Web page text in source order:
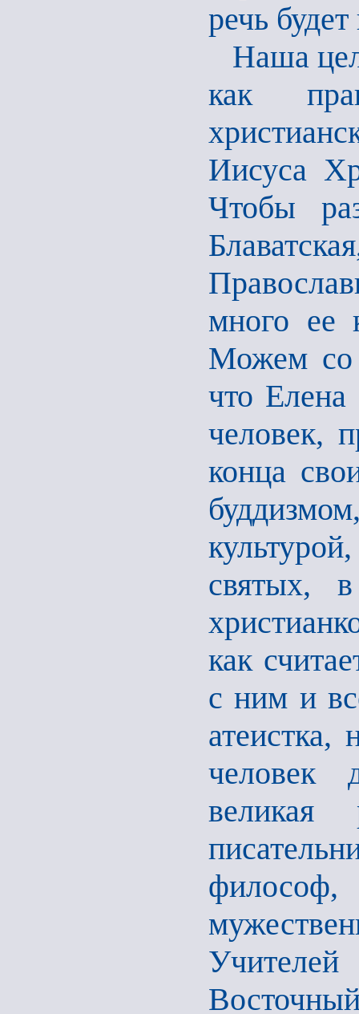
речь
Наша
как
Иисуса
Чтобы
много ее
Можем со
что
человек,
конца
святых,
как
с ним и
человек
великая